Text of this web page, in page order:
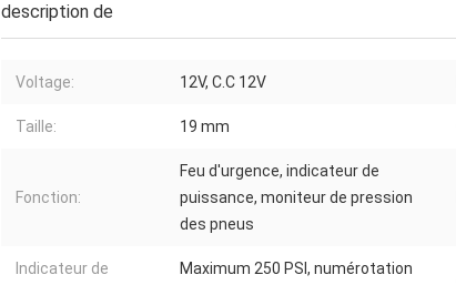
description de
Voltage: 12V, C.C 12V
Taille: 19 mm
Fonction:
Feu d'urgence, indicateur de
puissance, moniteur de pression
des pneus
Indicateur de
Maximum 250 PSI, numérotation